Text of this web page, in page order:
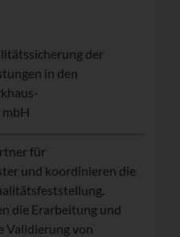
der
in den
für
und koordinieren die
die Erarbeitung und
Validierung von